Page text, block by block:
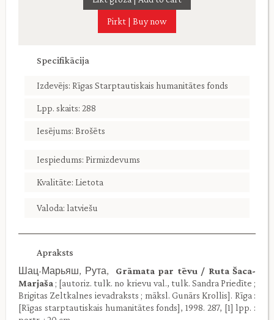
Pirkt | Buy now
Specifikācija
Izdevējs: Rīgas Starptautiskais humanitātes fonds
Lpp. skaits: 288
Iesējums: Brošēts
Iespiedums: Pirmizdevums
Kvalitāte: Lietota
Valoda: latviešu
Apraksts
Шац-Марьяш, Рута, Grāmata par tēvu / Ruta Šaca-
Marjaša ; [autoriz. tulk. no krievu val., tulk. Sandra Priedīte ;
Brigitas Zeltkalnes ievadraksts ; māksl. Gunārs Krollis]. Rīga :
[Rīgas starptautiskais humanitātes fonds], 1998. 287, [1] lpp. :